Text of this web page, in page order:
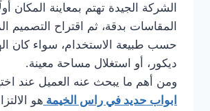
الشركة الجيدة تهتم بمعاينة المكان
المقاسات بدقة، ثم اقتراح التصميم
حسب طبيعة الاستخدام، سواء كان
ديكور، أو استغلال مساحة معينة.
ومن أهم ما يبحث عنه العميل عند
ابواب حديد في راس الخيمة هو